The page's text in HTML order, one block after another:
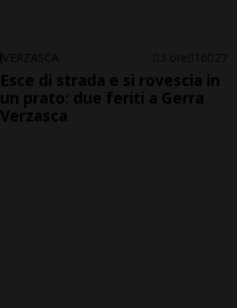
VERZASCA 3 ore 16 27
Esce di strada e si rovescia in
un prato: due feriti a Gerra
Verzasca